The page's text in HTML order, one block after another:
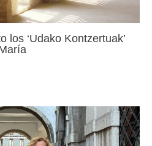
los ‘Udako Kontzertuak’